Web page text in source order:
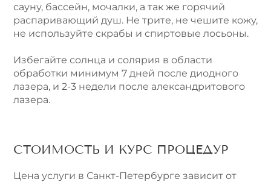
сауну, бассейн, мочалки, а так же горячий
распаривающий душ. Не трите, не чешите кожу,
не используйте скрабы и спиртовые лосьоны.
Избегайте солнца и солярия в области
обработки минимум 7 дней после диодного
лазера, и 2-3 недели после александритового
лазера.
СТОИМОСТЬ И КУРС ПРОЦЕДУР
Цена услуги в Санкт-Петербурге зависит от